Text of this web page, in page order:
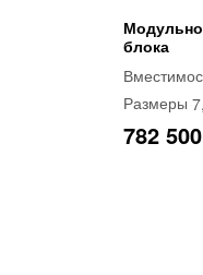
блока
Размеры
782